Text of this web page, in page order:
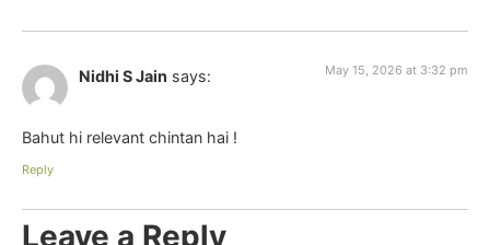
Nidhi S Jain says: May 15, 2026 at 3:32 pm
Bahut hi relevant chintan hai !
Reply
Leave a Reply